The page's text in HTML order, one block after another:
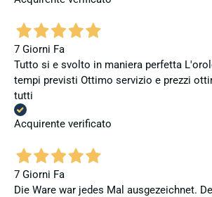
7 Giorni Fa
Tutto si e svolto in maniera perfetta
tempi previsti Ottimo servizio e prezzi
tutti
Acquirente verificato
7 Giorni Fa
Die Ware war jedes Mal ausgezeichnet.